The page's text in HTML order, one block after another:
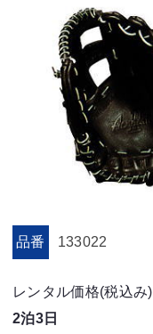
品番 133022
レンタル価格(税込み)
2泊3日